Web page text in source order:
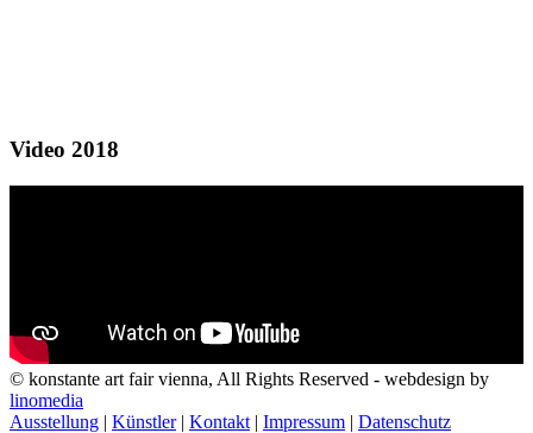
Video 2018
© konstante art fair vienna, All Rights Reserved - webdesign by
linomedia
Ausstellung | Künstler| Kontakt | Impressum | Datenschutz